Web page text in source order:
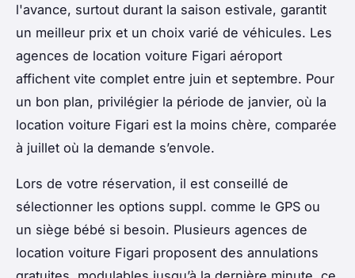
l'avance, surtout durant la saison estivale, garantit
un meilleur prix et un choix varié de véhicules. Les
agences de location voiture Figari aéroport
affichent vite complet entre juin et septembre. Pour
un bon plan, privilégier la période de janvier, où la
location voiture Figari est la moins chère, comparée
à juillet où la demande s’envole.
Lors de votre réservation, il est conseillé de
sélectionner les options suppl. comme le GPS ou
un siège bébé si besoin. Plusieurs agences de
location voiture Figari proposent des annulations